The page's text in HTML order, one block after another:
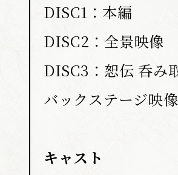
DISC1：本編
DISC2：全景映像
DISC3：恕伝 呑み
バックステージ映像
キャスト